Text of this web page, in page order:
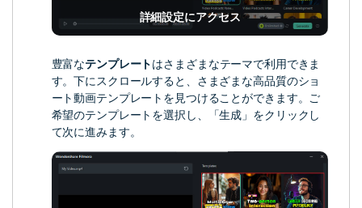
詳細設定にアクセス
豊富なテンプレートはさまざまなテーマで利用できま
す。下にスクロールすると、さまざまな高品質のショ
ート動画テンプレートを見つけることができます。ご
希望のテンプレートを選択し、「生成」をクリックし
て次に進みます。